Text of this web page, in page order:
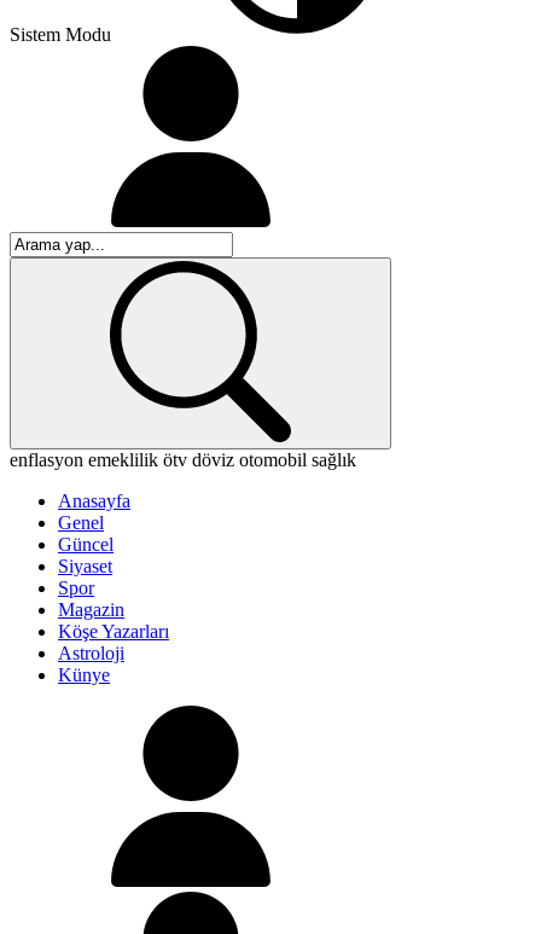
Sistem Modu
enflasyon emeklilik ötv döviz otomobil sağlık
Anasayfa
Genel
Güncel
Siyaset
Spor
Magazin
Köşe Yazarları
Astroloji
Künye